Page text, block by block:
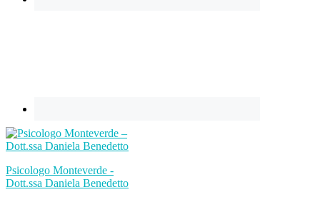
Psicologo Monteverde -
Dott.ssa Daniela Benedetto